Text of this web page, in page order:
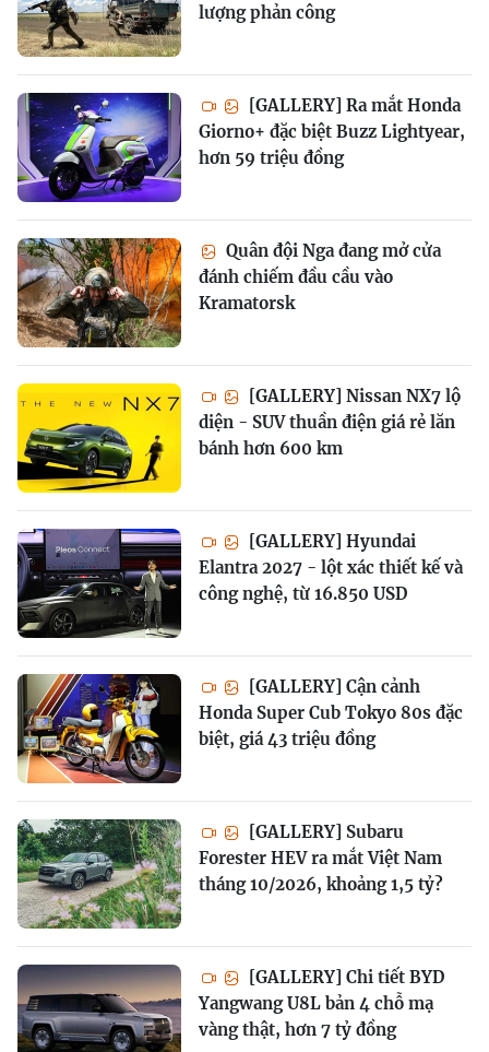
lượng phản công
[GALLERY] Ra mắt Honda
Giorno+ đặc biệt Buzz Lightyear,
hơn 59 triệu đồng
Quân đội Nga đang mở cửa
đánh chiếm đầu cầu vào
Kramatorsk
[GALLERY] Nissan NX7 lộ
diện - SUV thuần điện giá rẻ lăn
bánh hơn 600 km
[GALLERY] Hyundai
Elantra 2027 - lột xác thiết kế và
công nghệ, từ 16.850 USD
[GALLERY] Cận cảnh
Honda Super Cub Tokyo 80s đặc
biệt, giá 43 triệu đồng
[GALLERY] Subaru
Forester HEV ra mắt Việt Nam
tháng 10/2026, khoảng 1,5 tỷ?
[GALLERY] Chi tiết BYD
Yangwang U8L bản 4 chỗ mạ
vàng thật, hơn 7 tỷ đồng